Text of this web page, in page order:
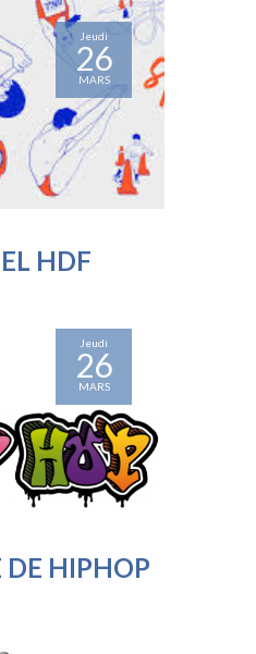
Jeudi
26
MARS
HDF
Jeudi
26
MARS
DE HIPHOP